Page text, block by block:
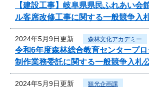
【建設工事】岐阜県県民ふれあい会
ル客席改修工事に関する一般競争入
2024年5月9日更新 森林文化アカデミー
令和6年度森林総合教育センタープ
制作業務委託に関する一般競争入札
2024年5月9日更新 観光企画課